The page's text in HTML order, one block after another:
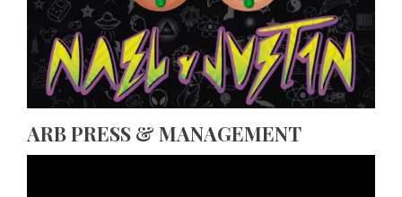
ARB PRESS & MANAGEMENT